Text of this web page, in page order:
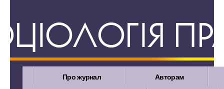
Про журнал
Авторам